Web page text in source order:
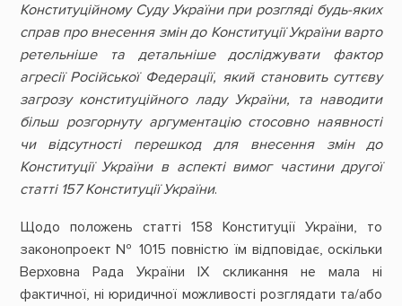
Конституційному Суду України при розгляді будь-яких
справ про внесення змін до Конституції України варто
ретельніше та детальніше досліджувати фактор
агресії Російської Федерації, який становить суттєву
загрозу конституційного ладу України, та наводити
більш розгорнуту аргументацію стосовно наявності
чи відсутності перешкод для внесення змін до
Конституції України в аспекті вимог частини другої
статті 157 Конституції України.
Щодо положень статті 158 Конституції України, то
законопроект № 1015 повністю їм відповідає, оскільки
Верховна Рада України IX скликання не мала ні
фактичної, ні юридичної можливості розглядати та/або